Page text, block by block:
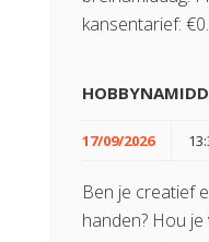
kansentarief:
17/09/2026
Ben je creatief
handen? Hou